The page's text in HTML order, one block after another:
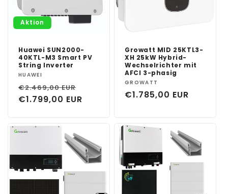
Aktion
Huawei SUN2000-
40KTL-M3 Smart PV
String Inverter
Anbieter:
HUAWEI
Normaler
Preis
€2.469,00 EUR
Verkaufspreis
€1.799,00 EUR
Growatt MID 25KTL3-
XH 25kW Hybrid-
Wechselrichter mit
AFCI 3-phasig
Anbieter:
GROWATT
Normaler
€1.785,00 EUR